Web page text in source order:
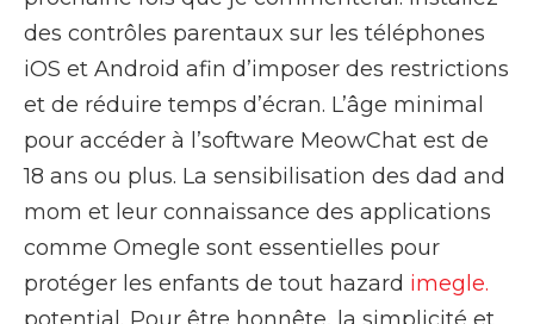
des contrôles parentaux sur les téléphones
iOS et Android afin d’imposer des restrictions
et de réduire temps d’écran. L’âge minimal
pour accéder à l’software MeowChat est de
18 ans ou plus. La sensibilisation des dad and
mom et leur connaissance des applications
comme Omegle sont essentielles pour
protéger les enfants de tout hazard imegle.